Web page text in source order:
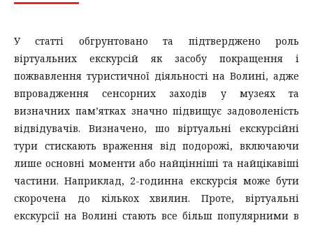
У статті обгрунтовано та підтверджено роль
віртуальних екскурсій як засобу покращення і
пожвавлення туристичної діяльності на Волині, адже
впровадження сенсорних заходів у музеях та
визначних пам’ятках значно підвищує задоволеність
відвідувачів. Визначено, шо віртуальні екскурсійні
тури стискають враження від подорожі, включаючи
лише основні моменти або найцінніші та найцікавіші
частини. Наприклад, 2-годинна екскурсія може бути
скорочена до кількох хвилин. Проте, віртуальні
екскурсії на Волині стають все більш популярними в